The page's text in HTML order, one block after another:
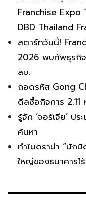
Franchise Expo
DBD Thailand
สตาร์ทวันนี้!
2026 พบทัพธุรกิ
ลบ.
ถอดรหัส Gong
ดีลซื้อกิจการ 2.11
รู้จัก ‘จอร์เจีย’ ป
ค้นหา
ทำไมดราม่า “นัก
ใหญ่ของธนาคารไ